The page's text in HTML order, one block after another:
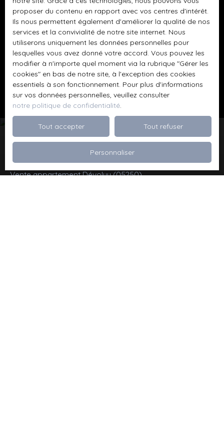
Pour en savoir plus sur le traitement de vos
données personnelles, veuillez consulter notre
politique de confidentialité.
Recevoir des annonces
Je recherche un bien
Vente appartement Dévoluy (05250)
proposer du contenu en rapport avec vos centres d'intérêt.
Ils nous permettent également d'améliorer la qualité de nos
services et la convivialité de notre site internet. Nous
utiliserons uniquement les données personnelles pour
lesquelles vous avez donné votre accord. Vous pouvez les
modifier à n'importe quel moment via la rubrique ″Gérer les
cookies″ en bas de notre site, à l'exception des cookies
essentiels à son fonctionnement. Pour plus d'informations
sur vos données personnelles, veuillez consulter
notre politique de confidentialité.
Tout accepter Tout refuser
Personnaliser